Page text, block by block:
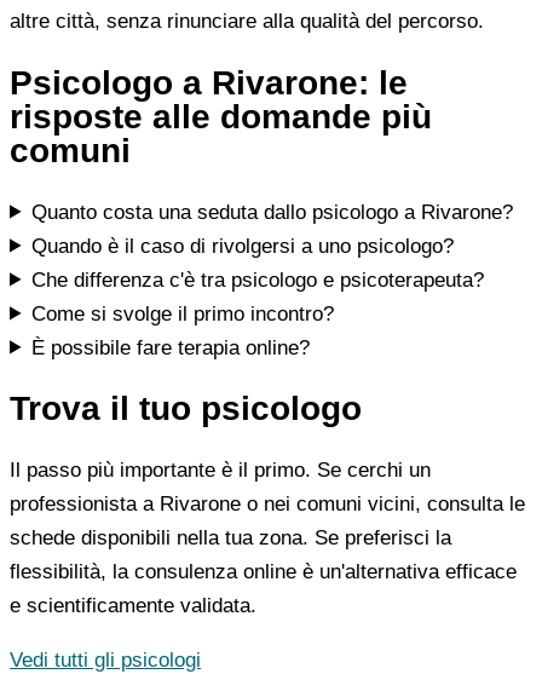
altre città, senza rinunciare alla qualità del percorso.
Psicologo a Rivarone: le
risposte alle domande più
comuni
Quanto costa una seduta dallo psicologo a Rivarone?
Quando è il caso di rivolgersi a uno psicologo?
Che differenza c'è tra psicologo e psicoterapeuta?
Come si svolge il primo incontro?
È possibile fare terapia online?
Trova il tuo psicologo
Il passo più importante è il primo. Se cerchi un
professionista a Rivarone o nei comuni vicini, consulta le
schede disponibili nella tua zona. Se preferisci la
flessibilità, la consulenza online è un'alternativa efficace
e scientificamente validata.
Vedi tutti gli psicologi